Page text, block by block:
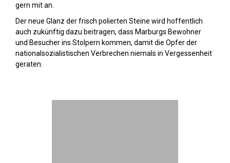
gern mit an.
Der neue Glanz der frisch polierten Steine wird hoffentlich
auch zukünftig dazu beitragen, dass Marburgs Bewohner
und Besucher ins Stolpern kommen, damit die Opfer der
nationalsozialistischen Verbrechen niemals in Vergessenheit
geraten.